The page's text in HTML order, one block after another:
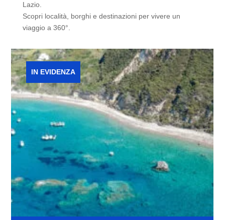
Lazio.
Scopri località, borghi e destinazioni per vivere un
viaggio a 360°.
IN EVIDENZA